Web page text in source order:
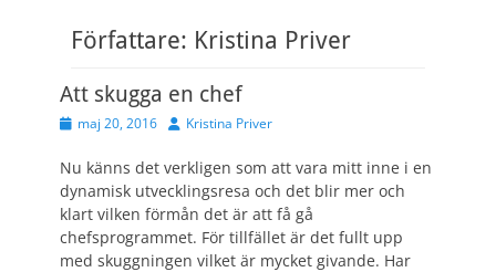
Författare: Kristina Priver
Att skugga en chef
Publicerad
maj 20, 2016 Författare
Kristina Priver
Nu känns det verkligen som att vara mitt inne i en
dynamisk utvecklingsresa och det blir mer och
klart vilken förmån det är att få gå
chefsprogrammet. För tillfället är det fullt upp
med skuggningen vilket är mycket givande. Har